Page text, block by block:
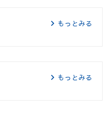
もっとみる
もっとみる